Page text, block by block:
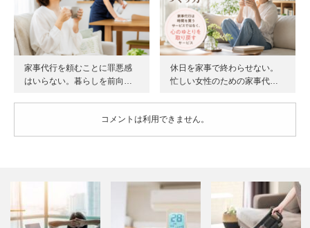
家事代行を頼むことに罪悪感
はいらない。暮らしを前向…
休日を家事で終わらせない。
忙しい女性のための家事代…
コメントは利用できません。